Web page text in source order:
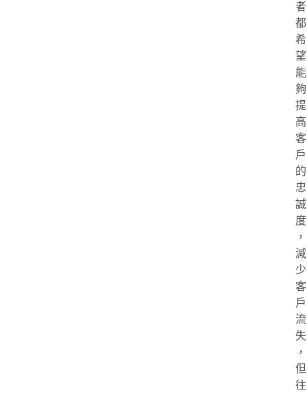
者
都
希
望
能
夠
提
高
客
戶
的
忠
誠
度
，
減
少
客
戶
流
失
，
但
往